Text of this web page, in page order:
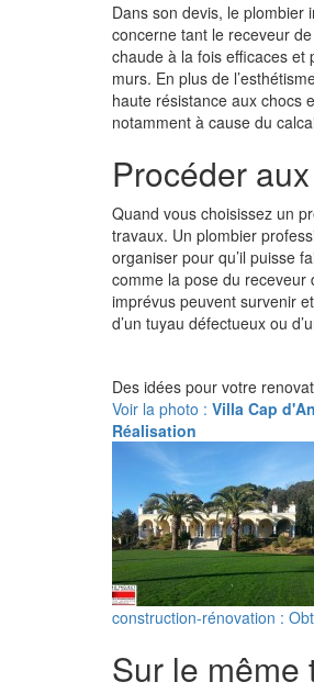
Dans son devis, le plombier
concerne tant le receveur
chaude à la fois efficaces et
murs. En plus de
haute résistance aux chocs
notamment à cause du
Procéder
Quand vous choisissez un
travaux. Un plombier
organiser pour qu’il puisse
comme la pose du receveur
imprévus peuvent survenir
d’un tuyau défectueux ou
Des idées pour votre
Voir la photo : Villa Cap
Réalisation
construction-rénovation :
Sur le même